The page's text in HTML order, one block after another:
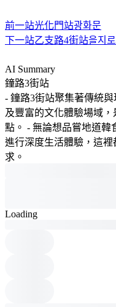
前一站光化門站광화문
下一站乙支路4街站을지
AI Summary
鐘路3街站
- 鐘路3街站聚集著傳統
及豐富的文化體驗場域
點。 - 無論想品嘗地道韓
進行深度生活體驗，這
求。
Loading